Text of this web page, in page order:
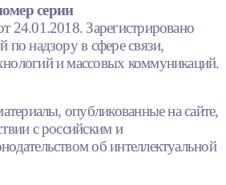
серии
Зарегистрировано
по надзору в сфере связи,
и массовых коммуникаций.
опубликованные на сайте,
с российским и
об интеллектуальной